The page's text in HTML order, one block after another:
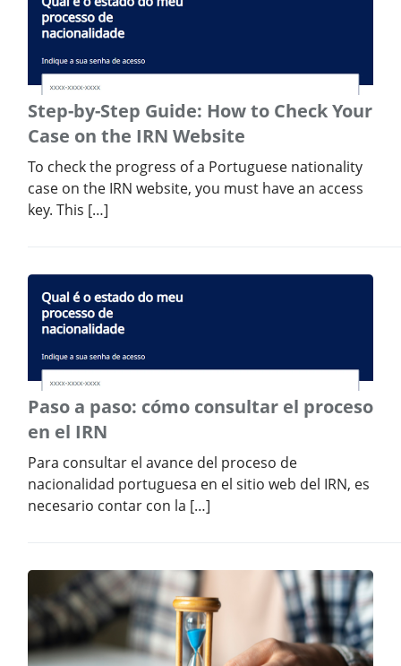
Step-by-Step Guide: How to Check Your
Case on the IRN Website
To check the progress of a Portuguese nationality
case on the IRN website, you must have an access
key. This […]
Paso a paso: cómo consultar el proceso
en el IRN
Para consultar el avance del proceso de
nacionalidad portuguesa en el sitio web del IRN, es
necesario contar con la […]